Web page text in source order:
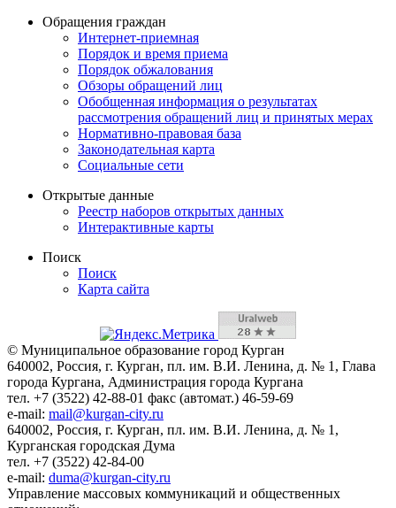
Обращения граждан
Интернет-приемная
Порядок и время приема
Порядок обжалования
Обзоры обращений лиц
Обобщенная информация о результатах
рассмотрения обращений лиц и принятых мерах
Нормативно-правовая база
Законодательная карта
Социальные сети
Открытые данные
Реестр наборов открытых данных
Интерактивные карты
Поиск
Поиск
Карта сайта
© Муниципальное образование город Курган
640002, Россия, г. Курган, пл. им. В.И. Ленина, д. № 1, Глава
города Кургана, Администрация города Кургана
тел. +7 (3522) 42-88-01 факс (автомат.) 46-59-69
e-mail: mail@kurgan-city.ru
640002, Россия, г. Курган, пл. им. В.И. Ленина, д. № 1,
Курганская городская Дума
тел. +7 (3522) 42-84-00
e-mail: duma@kurgan-city.ru
Управление массовых коммуникаций и общественных